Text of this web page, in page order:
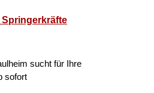
Springerkräfte
sucht für Ihre
sofort